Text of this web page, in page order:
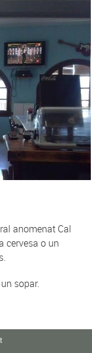
anomenat Cal
cervesa o un
sopar.